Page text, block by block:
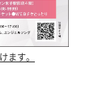
ます。